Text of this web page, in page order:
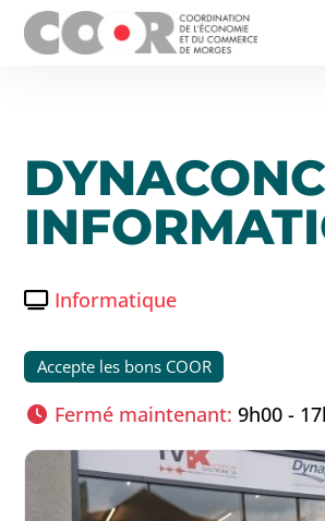
Informatique
Accepte les bons COOR
Fermé maintenant: 9h00 -